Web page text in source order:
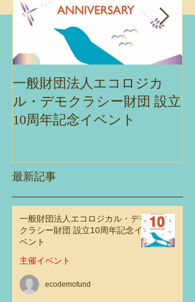
まちづくりはスケールア
ップする」 第12回パシフ
ィックリム・コミュニテ
ィデザイン会議2023 at 東
京
一般財団法人エコロジカ
ル・デモクラシー財団 設立
10周年記念イベント
最新記事
一般財団法人エコロジカル・デモ
クラシー財団 設立10周年記念イ
ベント
主催イベント
ecodemofund